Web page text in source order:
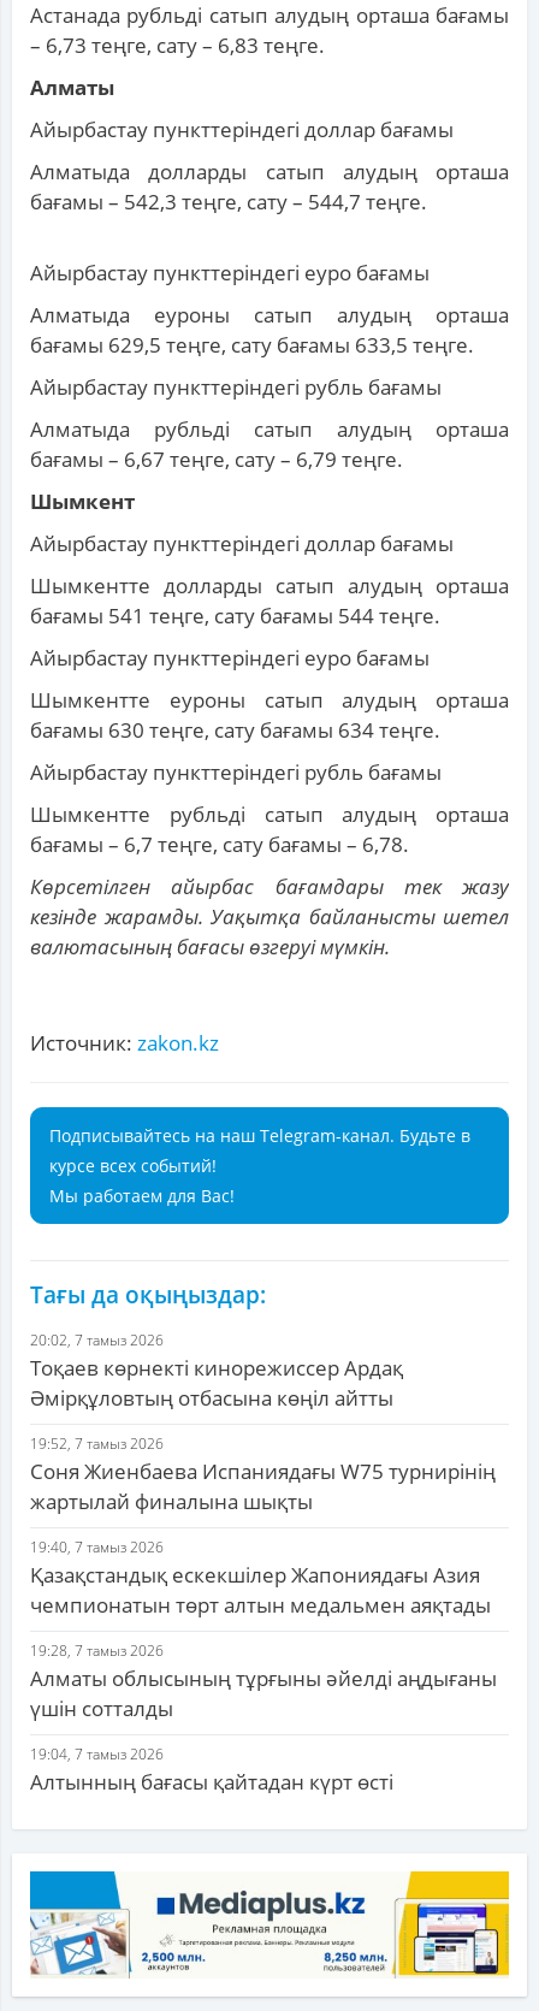
Астанада рубльді сатып алудың орташа бағамы
– 6,73 теңге, сату – 6,83 теңге.
Алматы
Айырбастау пункттеріндегі доллар бағамы
Алматыда долларды сатып алудың орташа
бағамы – 542,3 теңге, сату – 544,7 теңге.
Айырбастау пункттеріндегі еуро бағамы
Алматыда еуроны сатып алудың орташа
бағамы 629,5 теңге, сату бағамы 633,5 теңге.
Айырбастау пункттеріндегі рубль бағамы
Алматыда рубльді сатып алудың орташа
бағамы – 6,67 теңге, сату – 6,79 теңге.
Шымкент
Айырбастау пункттеріндегі доллар бағамы
Шымкентте долларды сатып алудың орташа
бағамы 541 теңге, сату бағамы 544 теңге.
Айырбастау пункттеріндегі еуро бағамы
Шымкентте еуроны сатып алудың орташа
бағамы 630 теңге, сату бағамы 634 теңге.
Айырбастау пункттеріндегі рубль бағамы
Шымкентте рубльді сатып алудың орташа
бағамы – 6,7 теңге, сату бағамы – 6,78.
Көрсетілген айырбас бағамдары тек жазу
кезінде жарамды. Уақытқа байланысты шетел
валютасының бағасы өзгеруі мүмкін.
Источник: zakon.kz
Подписывайтесь на наш Telegram-канал. Будьте в
курсе всех событий!
Мы работаем для Вас!
Тағы да оқыңыздар:
20:02, 7 тамыз 2026
Тоқаев көрнекті кинорежиссер Ардақ
Әмірқұловтың отбасына көңіл айтты
19:52, 7 тамыз 2026
Соня Жиенбаева Испаниядағы W75 турнирінің
жартылай финалына шықты
19:40, 7 тамыз 2026
Қазақстандық ескекшілер Жапониядағы Азия
чемпионатын төрт алтын медальмен аяқтады
19:28, 7 тамыз 2026
Алматы облысының тұрғыны әйелді аңдығаны
үшін сотталды
19:04, 7 тамыз 2026
Алтынның бағасы қайтадан күрт өсті